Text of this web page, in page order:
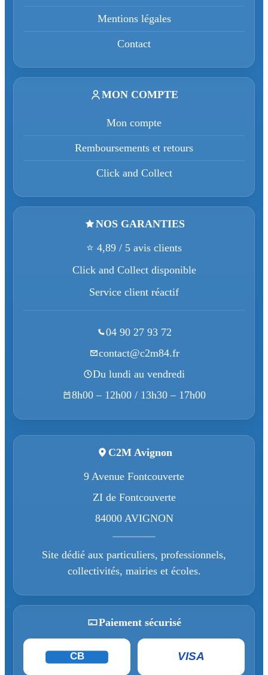
Mentions légales
Contact
MON COMPTE
Mon compte
Remboursements et retours
Click and Collect
NOS GARANTIES
⭐ 4,89 / 5 avis clients
Click and Collect disponible
Service client réactif
04 90 27 93 72
contact@c2m84.fr
Du lundi au vendredi
8h00 – 12h00 / 13h30 – 17h00
C2M Avignon
9 Avenue Fontcouverte
ZI de Fontcouverte
84000 AVIGNON
Site dédié aux particuliers, professionnels,
collectivités, mairies et écoles.
Paiement sécurisé
CB VISA